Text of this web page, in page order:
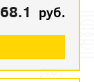
68.1 руб.